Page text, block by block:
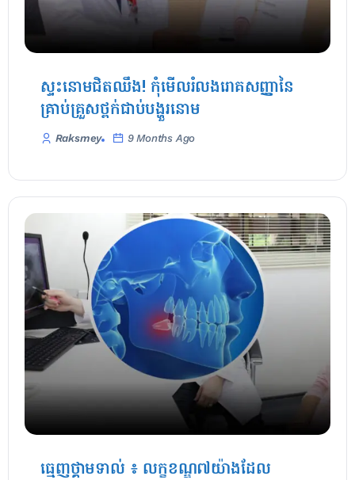
ស្ទះនោមជិតឈឹង! កុំមើលរំលងរោគសញ្ញានៃ
គ្រាប់គ្រួសថ្ពក់ជាប់បង្ហួរនោម
Raksmey 9 Months Ago
ធ្មេញថ្គាមទាល់ ៖ លក្ខខណ្ឌ៧យ៉ាងដែល